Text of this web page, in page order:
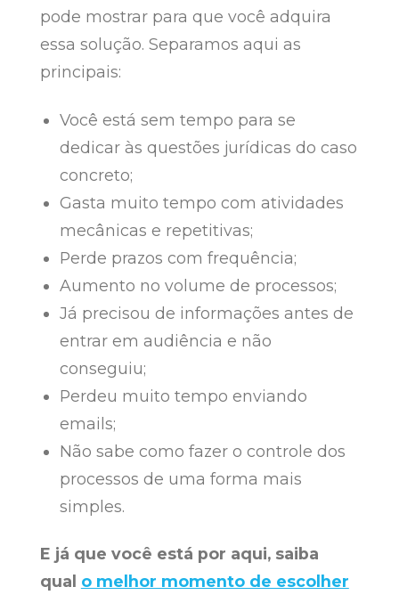
pode mostrar para que você adquira
essa solução. Separamos aqui as
principais:
Você está sem tempo para se
dedicar às questões jurídicas do caso
concreto;
Gasta muito tempo com atividades
mecânicas e repetitivas;
Perde prazos com frequência;
Aumento no volume de processos;
Já precisou de informações antes de
entrar em audiência e não
conseguiu;
Perdeu muito tempo enviando
emails;
Não sabe como fazer o controle dos
processos de uma forma mais
simples.
E já que você está por aqui, saiba
qual o melhor momento de escolher